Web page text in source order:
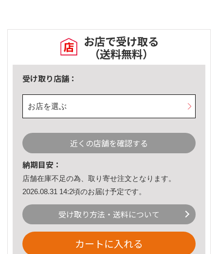
お店で受け取る
（送料無料）
受け取り店舗：
お店を選ぶ
近くの店舗を確認する
納期目安：
店舗在庫不足の為、取り寄せ注文となります。
2026.08.31 14:2頃のお届け予定です。
受け取り方法・送料について
カートに入れる